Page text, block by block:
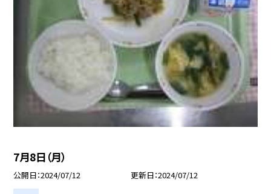
7月8日（月）
公開日 2024/07/12 更新日 2024/07/12